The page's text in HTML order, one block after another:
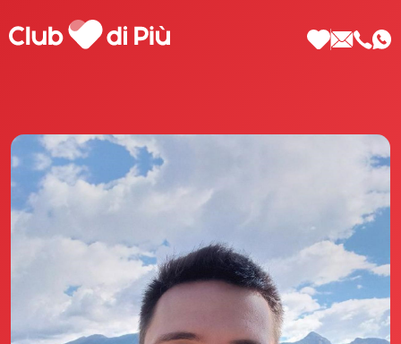
Scopri Club di Più
Le testimonianze Club di Più
La fondatrice Valeria Pilla
Annunci Donne